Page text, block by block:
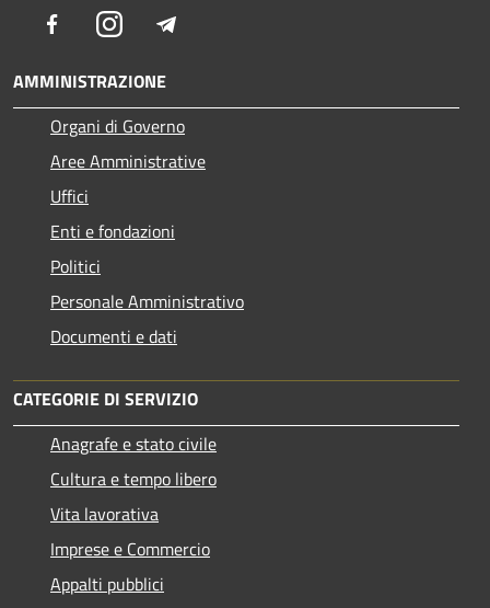
FacebookInstagram
AMMINISTRAZIONE
Organi di Governo
Aree Amministrative
Uffici
Enti e fondazioni
Politici
Personale Amministrativo
Documenti e dati
CATEGORIE DI SERVIZIO
Anagrafe e stato civile
Cultura e tempo libero
Vita lavorativa
Imprese e Commercio
Appalti pubblici